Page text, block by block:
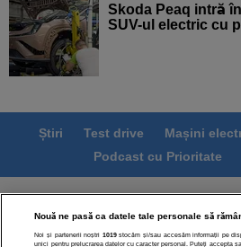
Skoda Peaq intră
SUV-ul electric cu
Știri Test drive Mașini
Podcast cu Prioritate
Termeni si conditii
Politica
Politica de cookies
Echipa
Modifică
Nouă ne pasă ca datele tale personale să
Noi și partenerii noștri 1019stocăm și/sau accesăm informații pe
unici pentru prelucrarea datelor cu caracter personal. Puteți accepta